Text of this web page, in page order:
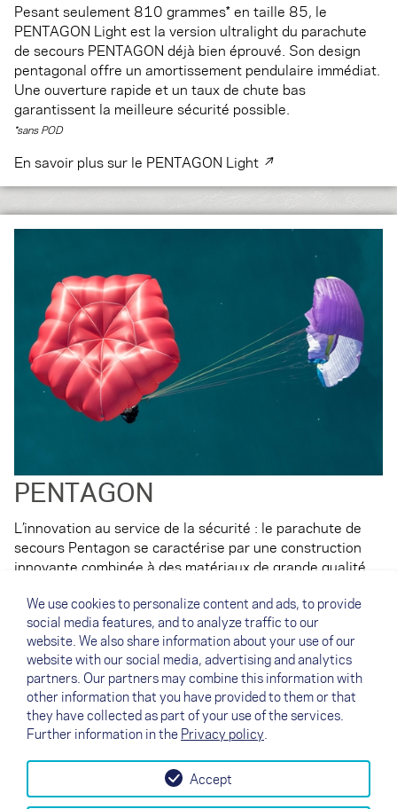
Pesant seulement 810 grammes* en taille 85, le
PENTAGON Light est la version ultralight du parachute
de secours PENTAGON déjà bien éprouvé. Son design
pentagonal offre un amortissement pendulaire immédiat.
Une ouverture rapide et un taux de chute bas
garantissent la meilleure sécurité possible.
*sans POD
En savoir plus sur le PENTAGON Light ↗
PENTAGON
L’innovation au service de la sécurité : le parachute de
secours Pentagon se caractérise par une construction
innovante combinée à des matériaux de grande qualité.
amortit immédiatement les mouvements pendulaires et
affiche un faible taux de chute. Résultat: une réserve sur
laquelle tu peux pleinement compter, quelle que soit la
situation.
Learn more about the PENTAGON ↗
We use cookies to personalize content and ads, to provide
social media features, and to analyze traffic to our
website. We also share information about your use of our
website with our social media, advertising and analytics
partners. Our partners may combine this information with
other information that you have provided to them or that
they have collected as part of your use of the services.
Further information in the Privacy policy.
Accept